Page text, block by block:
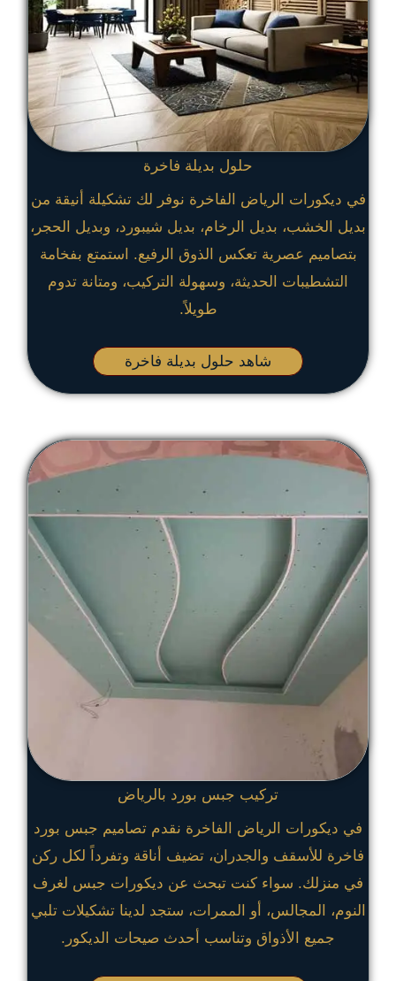
حلول بديلة فاخرة
في ديكورات الرياض الفاخرة نوفر لك تشكيلة أنيقة من
بديل الخشب، بديل الرخام، بديل شيبورد، وبديل الحجر،
بتصاميم عصرية تعكس الذوق الرفيع. استمتع بفخامة
التشطيبات الحديثة، وسهولة التركيب، ومتانة تدوم
طويلاً.
شاهد حلول بديلة فاخرة
تركيب جبس بورد بالرياض
في ديكورات الرياض الفاخرة نقدم تصاميم جبس بورد
فاخرة للأسقف والجدران، تضيف أناقة وتفرداً لكل ركن
في منزلك. سواء كنت تبحث عن ديكورات جبس لغرف
النوم، المجالس، أو الممرات، ستجد لدينا تشكيلات تلبي
جميع الأذواق وتناسب أحدث صيحات الديكور.